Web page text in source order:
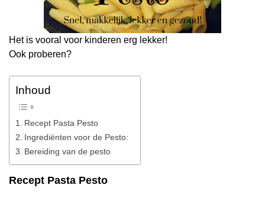
Het is vooral voor kinderen erg lekker!
Ook proberen?
Inhoud
Recept Pasta Pesto
Ingrediënten voor de Pesto:
Bereiding van de pesto
Recept Pasta Pesto